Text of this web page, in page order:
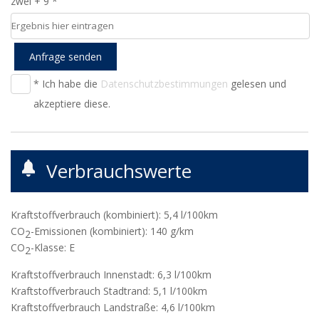
Anfrage senden
* Ich habe die Datenschutzbestimmungen gelesen und
akzeptiere diese.
Verbrauchswerte
Kraftstoffverbrauch (kombiniert): 5,4 l/100km
CO2-Emissionen (kombiniert): 140 g/km
CO2-Klasse: E
Kraftstoffverbrauch Innenstadt: 6,3 l/100km
Kraftstoffverbrauch Stadtrand: 5,1 l/100km
Kraftstoffverbrauch Landstraße: 4,6 l/100km